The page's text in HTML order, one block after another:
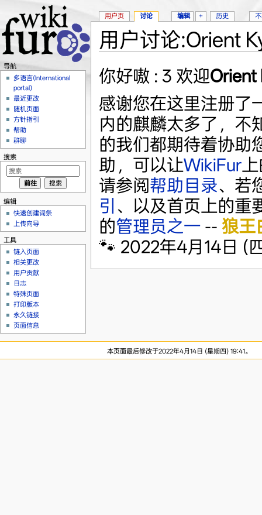
用户讨论:Orient
你好嗷 : 3 欢迎Orient
感谢您在这里注册了
内的麒麟太多了，不
的我们都期待着协助
助，可以让WikiFur
请参阅帮助目录、若
引 、以及首页上的重
的管理员之一-- 狼王
🐾 2022年4月14日 (
用户页 讨论 编辑 + 历史
导航
多语言(International
portal)
最近更改
随机页面
方针指引
帮助
群聊
搜索
编辑
快速创建词条
上传向导
工具
链入页面
相关更改
用户贡献
日志
特殊页面
打印版本
永久链接
页面信息
本页面最后修改于2022年4月14日 (星期四) 19:41。